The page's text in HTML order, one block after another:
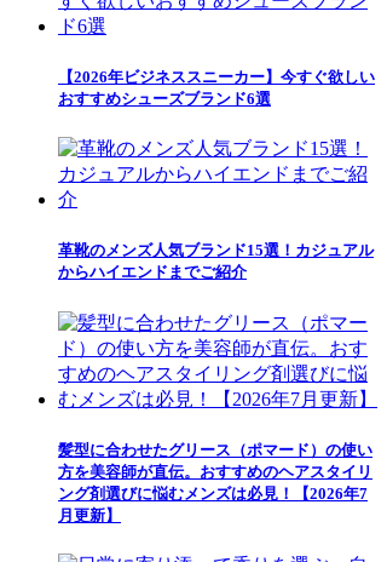
【2026年ビジネススニーカー】今すぐ欲しい
おすすめシューズブランド6選
革靴のメンズ人気ブランド15選！カジュアル
からハイエンドまでご紹介
髪型に合わせたグリース（ポマード）の使い
方を美容師が直伝。おすすめのヘアスタイリ
ング剤選びに悩むメンズは必見！【2026年7
月更新】